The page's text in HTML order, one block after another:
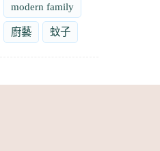
modern family
廚藝 蚊子